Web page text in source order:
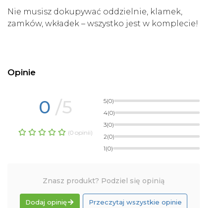
Nie musisz dokupywać oddzielnie, klamek,
zamków, wkładek – wszystko jest w komplecie!
Opinie
0 /5
(0 opinii)
5(0)
4(0)
3(0)
2(0)
1(0)
Znasz produkt? Podziel się opinią
Dodaj opinię Przeczytaj wszystkie opinie